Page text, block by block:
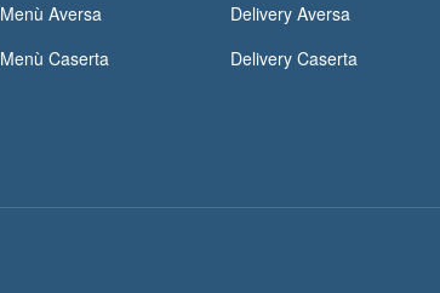
Menù Aversa
Menù Caserta
Delivery Aversa
Delivery Caserta